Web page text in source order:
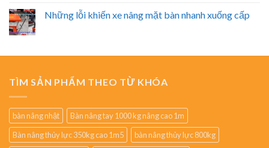
Những lỗi khiến xe nâng mặt bàn nhanh xuống cấp
TÌM SẢN PHẨM THEO TỪ KHÓA
bàn nâng nhật
Bàn nâng tay 1000 kg nâng cao 1m
Bàn nâng thủy lực 350kg cao 1m5
bàn nâng thủy lực 800kg